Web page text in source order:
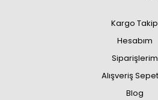
Kargo Takip
Hesabım
Siparişlerim
Alışveriş
Blog